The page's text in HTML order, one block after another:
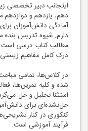
اینجانب دبیر تخصصی
دهم، یازدهم و
آمادگی دانش‌آموزان
دارم. شیوه تدریس بنده
مطالب کتاب درسی است
درک کامل مفاهیم
در کلاس‌ها، تمامی
شده و کلیه تمرین‌ها،
استثنا تحلیل و حل
حل‌نشده‌ای برای
کنکوری در کنار
فرآیند آموزشی است.